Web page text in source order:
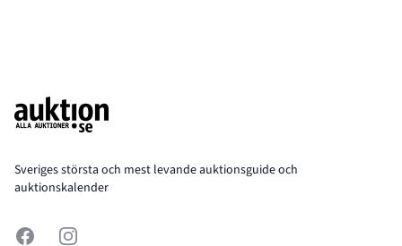
Sveriges största och mest levande auktionsguide och
auktionskalender
FacebookInstagram